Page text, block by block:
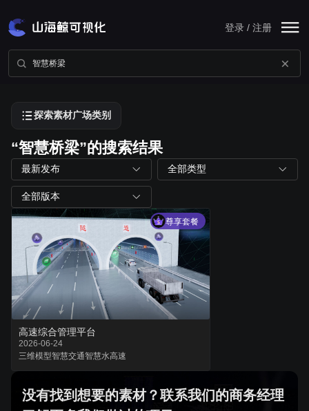
登录 / 注册
探索素材广场类别
“智慧桥梁”的搜索结果
最新发布 全部类型
全部版本
尊享套餐
高速综合管理平台
2026-06-24
三维模型智慧交通智慧水高速
没有找到想要的素材？联系我们的商务经理